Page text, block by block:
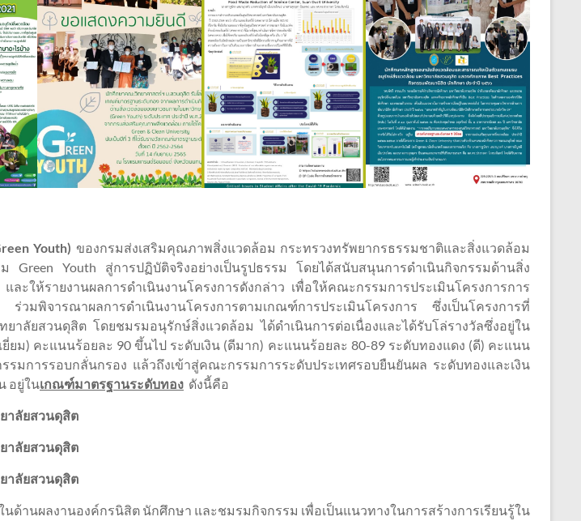
Youth) ของกรมส่งเสริมคุณภาพสิ่งแวดล้อม กระทรวงทรัพยากรธรรมชาติและสิ่งแวดล้อม
Green Youth สู่การปฏิบัติจริงอย่างเป็นรูปธรรม โดยได้สนับสนุนการดำเนินกิจกรรมด้านสิ่ง
ให้รายงานผลการดำเนินงานโครงการดังกล่าว เพื่อให้คณะกรรมการประเมินโครงการการ
มพิจารณาผลการดำเนินงานโครงการตามเกณฑ์การประเมินโครงการ ซึ่งเป็นโครงการที่
าลัยสวนดุสิต โดยชมรมอนุรักษ์สิ่งแวดล้อม ได้ดำเนินการต่อเนื่องและได้รับโล่รางวัลซึ่งอยู่ใน
ม) คะแนนร้อยละ 90 ขึ้นไป ระดับเงิน (ดีมาก) คะแนนร้อยละ 80-89 ระดับทองแดง (ดี) คะแนน
การรอบกลั่นกรอง แล้วถึงเข้าสู่คณะกรรมการระดับประเทศรอบยืนยันผล ระดับทองและเงิน
อยู่ในเกณฑ์มาตรฐานระดับทอง ดังนี้คือ
าลัยสวนดุสิต
าลัยสวนดุสิต
าลัยสวนดุสิต
นด้านผลงานองค์กรนิสิต นักศึกษา และชมรมกิจกรรม เพื่อเป็นแนวทางในการสร้างการเรียนรู้ใน